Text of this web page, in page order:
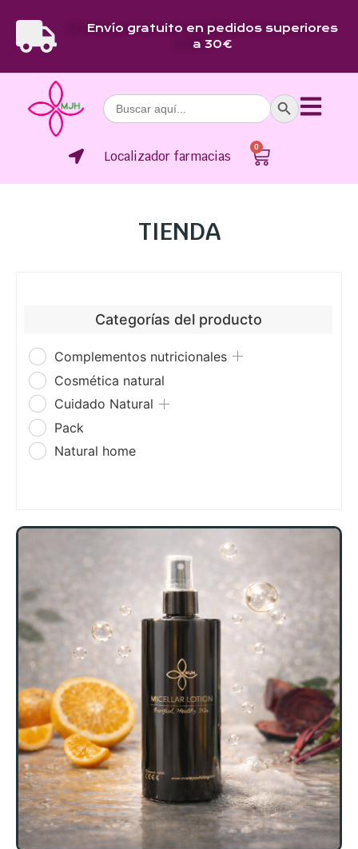
Envío gratuito en pedidos superiores
a 30€
Buscar: Botón de
Localizador farmacias
0
TIENDA
Categorías del producto
Complementos nutricionales
Cosmética natural
Cuidado Natural
Pack
Natural home